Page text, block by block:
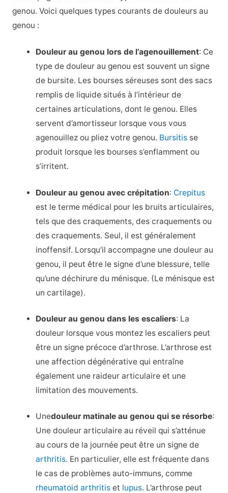
genou. Voici quelques types courants de douleurs au
genou :
Douleur au genou lors de l’agenouillement: Ce
type de douleur au genou est souvent un signe
de bursite. Les bourses séreuses sont des sacs
remplis de liquide situés à l’intérieur de
certaines articulations, dont le genou. Elles
servent d’amortisseur lorsque vous vous
agenouillez ou pliez votre genou. Bursitis se
produit lorsque les bourses s’enflamment ou
s’irritent.
Douleur au genou avec crépitation: Crepitus
est le terme médical pour les bruits articulaires,
tels que des craquements, des craquements ou
des craquements. Seul, il est généralement
inoffensif. Lorsqu’il accompagne une douleur au
genou, il peut être le signe d’une blessure, telle
qu’une déchirure du ménisque. (Le ménisque est
un cartilage).
Douleur au genou dans les escaliers: La
douleur lorsque vous montez les escaliers peut
être un signe précoce d’arthrose. L’arthrose est
une affection dégénérative qui entraîne
également une raideur articulaire et une
limitation des mouvements.
Unedouleur matinale au genou qui se résorbe:
Une douleur articulaire au réveil qui s’atténue
au cours de la journée peut être un signe de
arthritis. En particulier, elle est fréquente dans
le cas de problèmes auto-immuns, comme
rheumatoid arthritis et lupus. L’arthrose peut